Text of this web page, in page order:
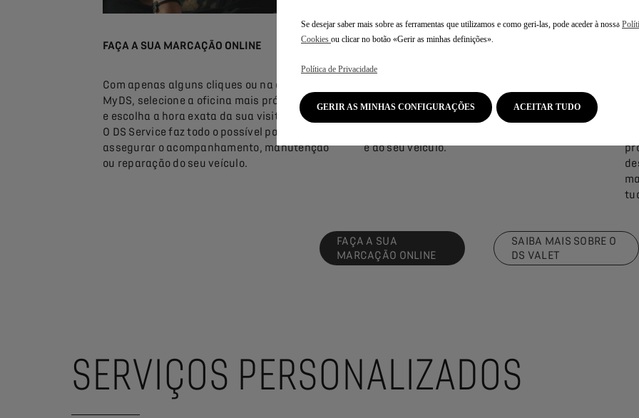
FAÇA A SUA MARCAÇÃO ONLINE
Com apenas alguns cliques ou na aplicação
MyDS, selecione a oficina mais próxima de si
e escolha a hora exata da sua visita.
O DS Service faz todo o possível para
assegurar o acompanhamento, manutenção
ou reparação do seu veículo.
ORÇAMENTOS TRANSPARENTES
orçamento para as suas necessidades. Esta
é também uma oportunidade para descobrir
e ao seu veículo.
FAÇA A SUA
MARCAÇÃO ONLINE
SAIBA MAIS SOBRE O
DS VALET
SERVIÇOS PERSONALIZADOS
Se desejar saber mais sobre as ferramentas que utilizamos e como geri-las, pode aceder à nossa
Cookies ou clicar no botão «Gerir as minhas definições».
Política de Privacidade
GERIR AS MINHAS CONFIGURAÇÕES ACEITAR TUDO